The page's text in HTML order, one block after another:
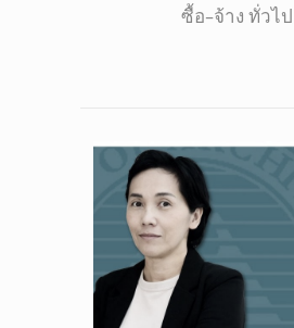
ซื้อ-จ้าง ทั่วไป